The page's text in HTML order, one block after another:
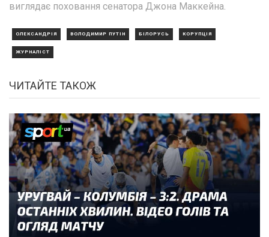
виглядає поховання сенатора Джона Маккейна.
ОЛЕКСАНДРІЯ ВОЛОДИМИР ПУТІН БІЛОРУСЬ КОРУПЦІЯ
ЖУРНАЛІСТ
ЧИТАЙТЕ ТАКОЖ